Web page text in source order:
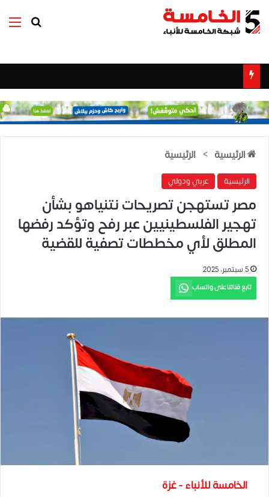
بحث عن
الرئيسية > الرئيسية
الرئيسية عربي ودولي
مصر تستهجن تصريحات نتنياهو بشأن
تهجير الفلسطينيين عبر رفح وتؤكد رفضها
المطلق لأي مخططات تصفية للقضية
5 سبتمبر، 2025
تابع قناتنا على واتساب
الخامسة للأنباء - غزة